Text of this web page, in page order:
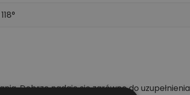
Dobrze nadaje się zarówno do uzupełnienia